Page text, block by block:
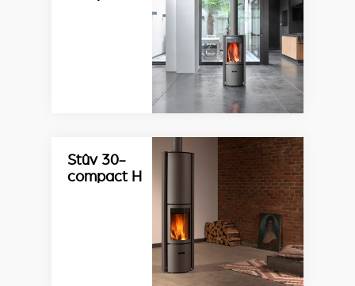
Stûv 30-
compact H